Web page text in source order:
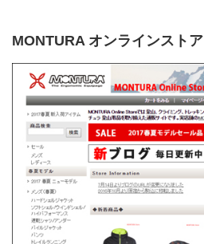
MONTURA オンラインストア